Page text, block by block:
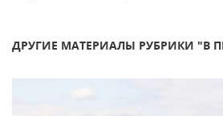
ДРУГИЕ МАТЕРИАЛЫ РУБРИКИ "В